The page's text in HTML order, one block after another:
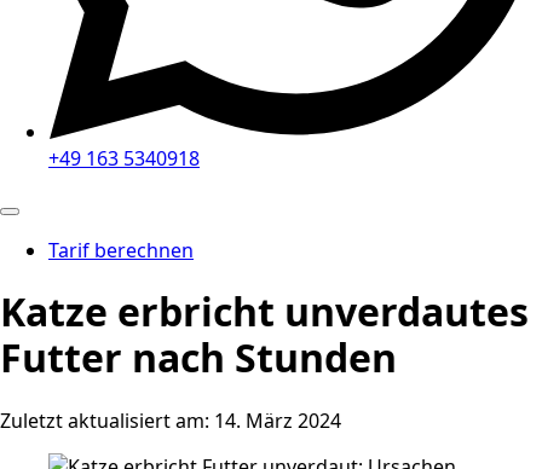
+49 163 5340918
Tarif berechnen
Katze erbricht unverdautes
Futter nach Stunden
Zuletzt aktualisiert am: 14. März 2024